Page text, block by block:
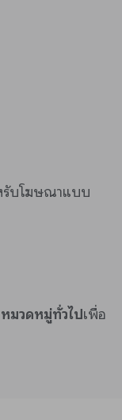
รับโฆษณาแบบ
หมวดหมู่ทั่วไปเพื่อ